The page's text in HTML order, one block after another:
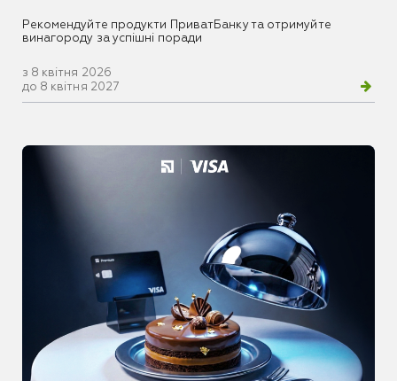
Рекомендуйте продукти ПриватБанку та отримуйте
винагороду за успішні поради
з 8 квітня 2026
до 8 квітня 2027